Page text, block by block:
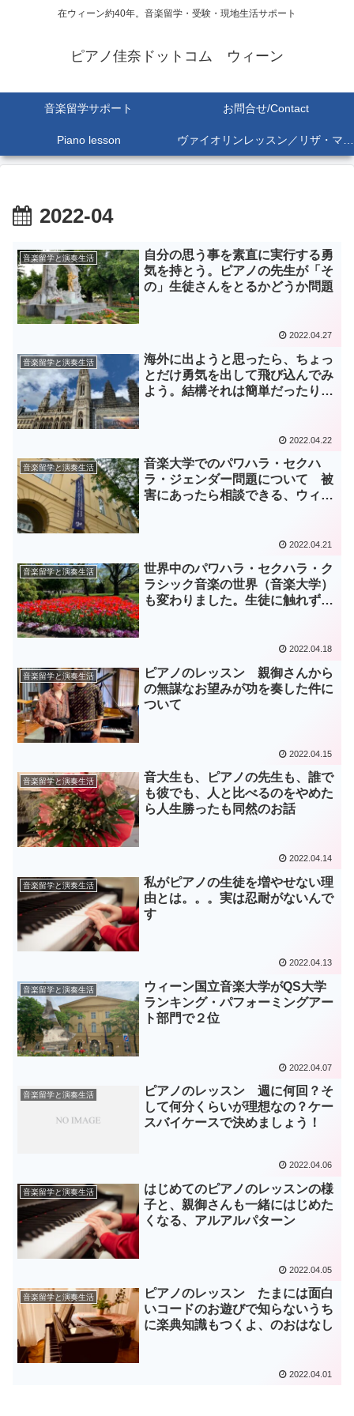
在ウィーン約40年。音楽留学・受験・現地生活サポート
ピアノ佳奈ドットコム ウィーン
音楽留学サポート お問合せ/Contact
Piano lesson ヴァイオリンレッスン／リザ・マリア Lisa-Maria SEKINE
2022-04
音楽留学と演奏生活
自分の思う事を素直に実行する勇
気を持とう。ピアノの先生が「そ
の」生徒さんをとるかどうか問題
2022.04.27
音楽留学と演奏生活
海外に出ようと思ったら、ちょっ
とだけ勇気を出して飛び込んでみ
よう。結構それは簡単だったりす
2022.04.22
音楽留学と演奏生活
音楽大学でのパワハラ・セクハ
ラ・ジェンダー問題について 被
害にあったら相談できる、ウィー
2022.04.21
音楽留学と演奏生活
世界中のパワハラ・セクハラ・ク
ラシック音楽の世界（音楽大学）
も変わりました。生徒に触れずに
2022.04.18
音楽留学と演奏生活
ピアノのレッスン 親御さんから
の無謀なお望みが功を奏した件に
ついて
2022.04.15
音楽留学と演奏生活
音大生も、ピアノの先生も、誰で
も彼でも、人と比べるのをやめた
ら人生勝ったも同然のお話
2022.04.14
音楽留学と演奏生活
私がピアノの生徒を増やせない理
由とは。。。実は忍耐がないんで
す
2022.04.13
音楽留学と演奏生活
ウィーン国立音楽大学がQS大学
ランキング・パフォーミングアー
ト部門で２位
2022.04.07
音楽留学と演奏生活
ピアノのレッスン 週に何回？そ
して何分くらいが理想なの？ケー
スバイケースで決めましょう！
2022.04.06
音楽留学と演奏生活
はじめてのピアノのレッスンの様
子と、親御さんも一緒にはじめた
くなる、アルアルパターン
2022.04.05
音楽留学と演奏生活
ピアノのレッスン たまには面白
いコードのお遊びで知らないうち
に楽典知識もつくよ、のおはなし
2022.04.01